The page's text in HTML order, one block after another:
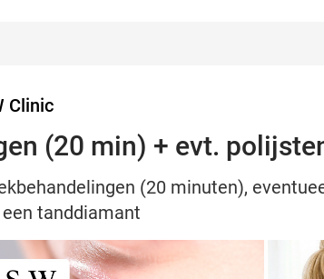
Clinic
(20 min) + evt.
(20 minuten),
tanddiamant